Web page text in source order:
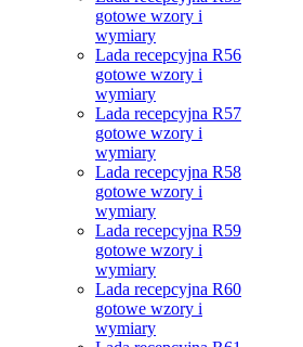
gotowe wzory i
wymiary
Lada recepcyjna R56
gotowe wzory i
wymiary
Lada recepcyjna R57
gotowe wzory i
wymiary
Lada recepcyjna R58
gotowe wzory i
wymiary
Lada recepcyjna R59
gotowe wzory i
wymiary
Lada recepcyjna R60
gotowe wzory i
wymiary